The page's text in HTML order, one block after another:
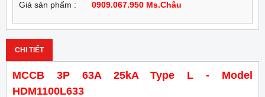
Giá sản phẩm : 0909.067.950 Ms.Châu
CHI TIẾT
MCCB 3P 63A 25kA Type L - Model
HDM1100L633